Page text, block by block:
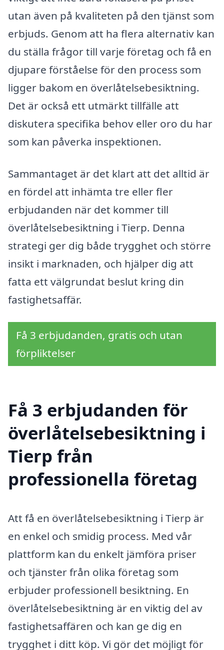
utan även på kvaliteten på den tjänst som
erbjuds. Genom att ha flera alternativ kan
du ställa frågor till varje företag och få en
djupare förståelse för den process som
ligger bakom en överlåtelsebesiktning.
Det är också ett utmärkt tillfälle att
diskutera specifika behov eller oro du har
som kan påverka inspektionen.
Sammantaget är det klart att det alltid är
en fördel att inhämta tre eller fler
erbjudanden när det kommer till
överlåtelsebesiktning i Tierp. Denna
strategi ger dig både trygghet och större
insikt i marknaden, och hjälper dig att
fatta ett välgrundat beslut kring din
fastighetsaffär.
Få 3 erbjudanden, gratis och utan
förpliktelser
Få 3 erbjudanden för
överlåtelsebesiktning i
Tierp från
professionella företag
Att få en överlåtelsebesiktning i Tierp är
en enkel och smidig process. Med vår
plattform kan du enkelt jämföra priser
och tjänster från olika företag som
erbjuder professionell besiktning. En
överlåtelsebesiktning är en viktig del av
fastighetsaffären och kan ge dig en
trygghet i ditt köp. Vi gör det möjligt för